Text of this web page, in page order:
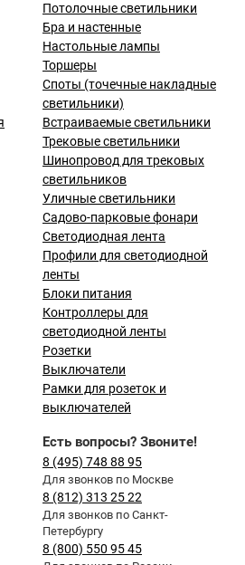
Потолочные светильники
Бра и настенные
Настольные лампы
Торшеры
Споты (точечные накладные
светильники)
Встраиваемые светильники
Трековые светильники
Шинопровод для трековых
светильников
Уличные светильники
Садово-парковые фонари
Светодиодная лента
Профили для светодиодной
ленты
Блоки питания
Контроллеры для
светодиодной ленты
Розетки
Выключатели
Рамки для розеток и
выключателей
Есть вопросы? Звоните!
8 (495) 748 88 95
Для звонков по Москве
8 (812) 313 25 22
Для звонков по Санкт-
Петербургу
8 (800) 550 95 45